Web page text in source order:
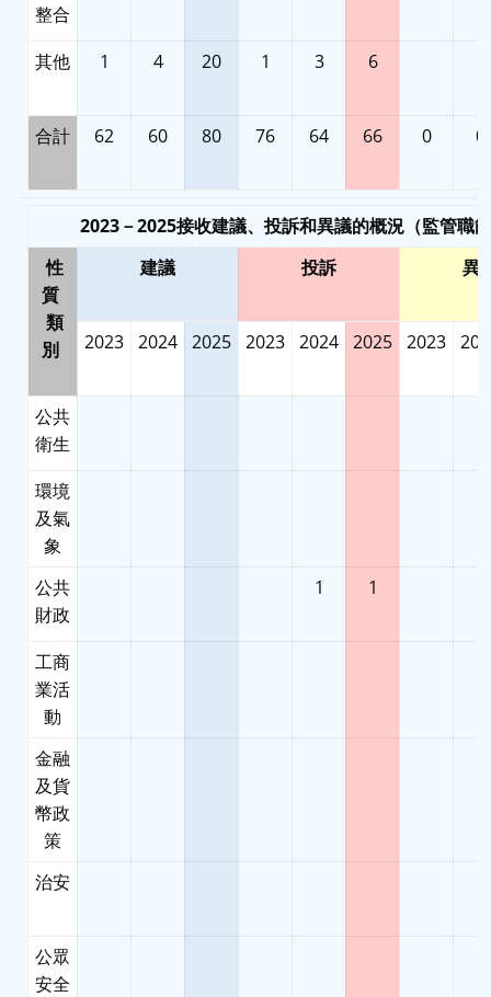
整合
其他 1 4 20 1 3 6
合計 62 60 80 76 64 66 0 0
2023－2025接收建議、投訴和異議的概況（監管職
性
質
類
別
建議 投訴 異
2023 2024 2025 2023 2024 2025 2023
公共
衛生
環境
及氣
象
公共
財政
1 1
工商
業活
動
金融
及貨
幣政
策
治安
公眾
安全